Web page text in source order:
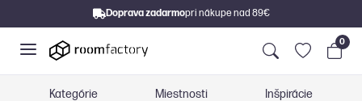
Doprava zadarmopri nákupe nad 89€
0
Kategórie Miestnosti Inšpirácie